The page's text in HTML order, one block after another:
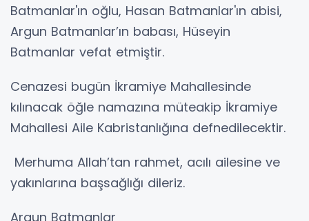
Batmanlar'ın oğlu, Hasan Batmanlar'ın abisi,
Argun Batmanlar’ın babası, Hüseyin
Batmanlar vefat etmiştir.
Cenazesi bugün İkramiye Mahallesinde
kılınacak öğle namazına müteakip İkramiye
Mahallesi Aile Kabristanlığına defnedilecektir.
Merhuma Allah’tan rahmet, acılı ailesine ve
yakınlarına başsağlığı dileriz.
Argun Batmanlar